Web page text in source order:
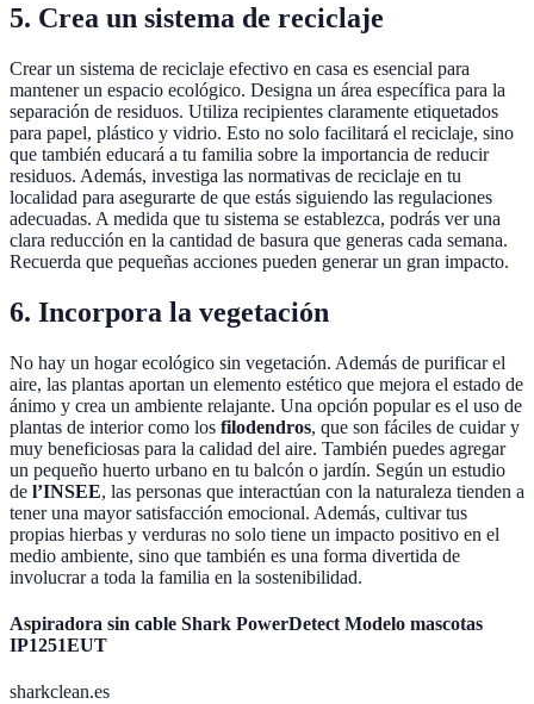
5. Crea un sistema de reciclaje
Crear un sistema de reciclaje efectivo en casa es esencial para
mantener un espacio ecológico. Designa un área específica para la
separación de residuos. Utiliza recipientes claramente etiquetados
para papel, plástico y vidrio. Esto no solo facilitará el reciclaje, sino
que también educará a tu familia sobre la importancia de reducir
residuos. Además, investiga las normativas de reciclaje en tu
localidad para asegurarte de que estás siguiendo las regulaciones
adecuadas. A medida que tu sistema se establezca, podrás ver una
clara reducción en la cantidad de basura que generas cada semana.
Recuerda que pequeñas acciones pueden generar un gran impacto.
6. Incorpora la vegetación
No hay un hogar ecológico sin vegetación. Además de purificar el
aire, las plantas aportan un elemento estético que mejora el estado de
ánimo y crea un ambiente relajante. Una opción popular es el uso de
plantas de interior como los filodendros, que son fáciles de cuidar y
muy beneficiosas para la calidad del aire. También puedes agregar
un pequeño huerto urbano en tu balcón o jardín. Según un estudio
de l’INSEE, las personas que interactúan con la naturaleza tienden a
tener una mayor satisfacción emocional. Además, cultivar tus
propias hierbas y verduras no solo tiene un impacto positivo en el
medio ambiente, sino que también es una forma divertida de
involucrar a toda la familia en la sostenibilidad.
Aspiradora sin cable Shark PowerDetect Modelo mascotas
IP1251EUT
sharkclean.es